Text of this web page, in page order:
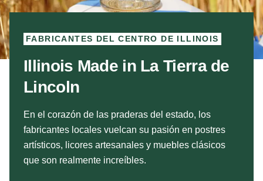
Illinois Made in La Tierra de
Lincoln
FABRICANTES DEL CENTRO DE ILLINOIS
En el corazón de las praderas del estado, los
fabricantes locales vuelcan su pasión en postres
artísticos, licores artesanales y muebles clásicos
que son realmente increíbles.